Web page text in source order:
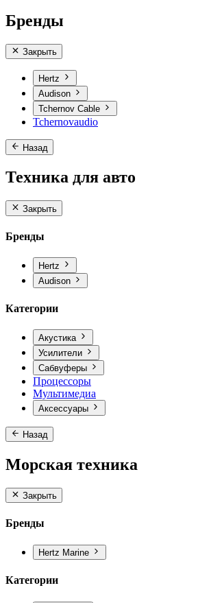
Бренды
Закрыть
Hertz
Audison
Tchernov Cable
Tchernovaudio
Назад
Техника для авто
Закрыть
Бренды
Hertz
Audison
Категории
Акустика
Усилители
Сабвуферы
Процессоры
Мультимедиа
Аксессуары
Назад
Морская техника
Закрыть
Бренды
Hertz Marine
Категории